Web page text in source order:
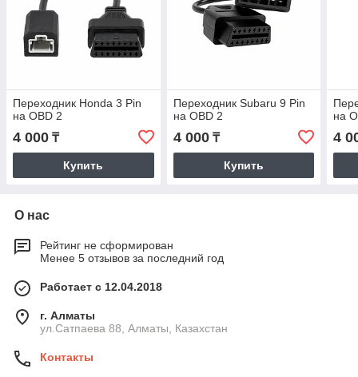
Переходник Honda 3 Pin
на OBD 2
4 000 ₸
Купить
Переходник Subaru 9 Pin
на OBD 2
4 000₸
Купить
на
4
О нас
Рейтинг не сформирован
Менее 5 отзывов за последний год
Работает с 12.04.2018
г. Алматы
ул.Сатпаева 88, Алматы, Казахстан
Контакты